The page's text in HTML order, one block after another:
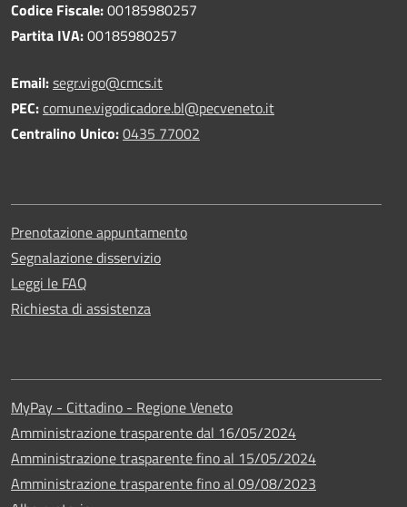
Codice Fiscale:00185980257
Partita IVA:00185980257
Email:segr.vigo@cmcs.it
PEC:comune.vigodicadore.bl@pecveneto.it
Centralino Unico:0435 77002
Prenotazione appuntamento
Segnalazione disservizio
Leggi le FAQ
Richiesta di assistenza
MyPay - Cittadino - Regione Veneto
Amministrazione trasparente dal 16/05/2024
Amministrazione trasparente fino al 15/05/2024
Amministrazione trasparente fino al 09/08/2023